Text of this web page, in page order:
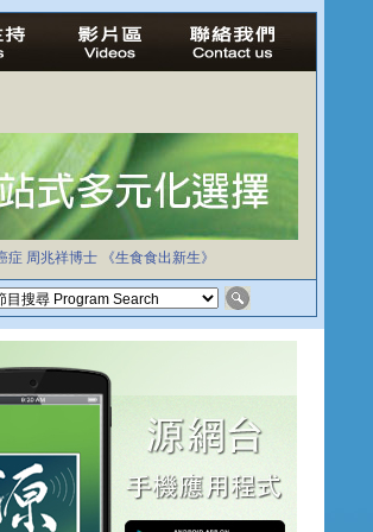
症 周兆祥博士 《生食食出新生》